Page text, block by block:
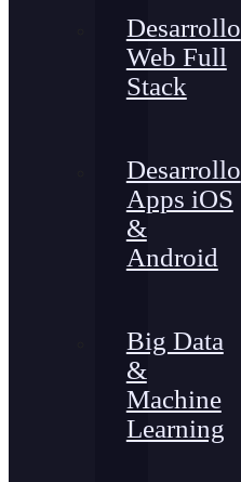
Desarrollo
Web Full
Stack
Desarrollo
Apps iOS
&
Android
Big Data
&
Machine
Learning